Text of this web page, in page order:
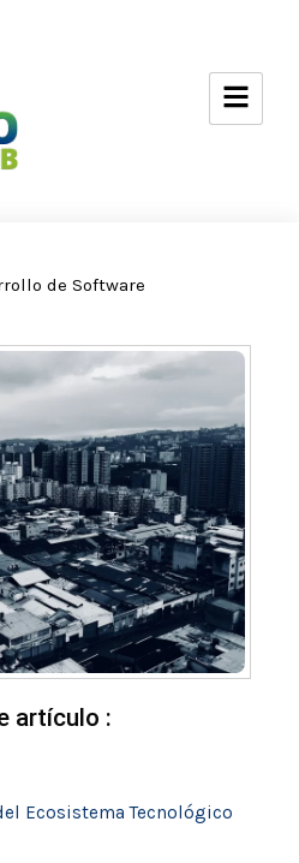
de Software
artículo :
Ecosistema Tecnológico